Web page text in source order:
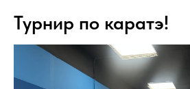
Турнир по каратэ!